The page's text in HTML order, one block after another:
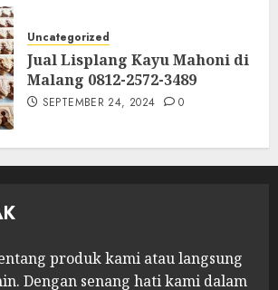
Uncategorized
Jual Lisplang Kayu Mahoni di
Malang 0812-2572-3489
SEPTEMBER 24, 2024 0
produk kami atau langsung
Dengan senang hati kami dalam